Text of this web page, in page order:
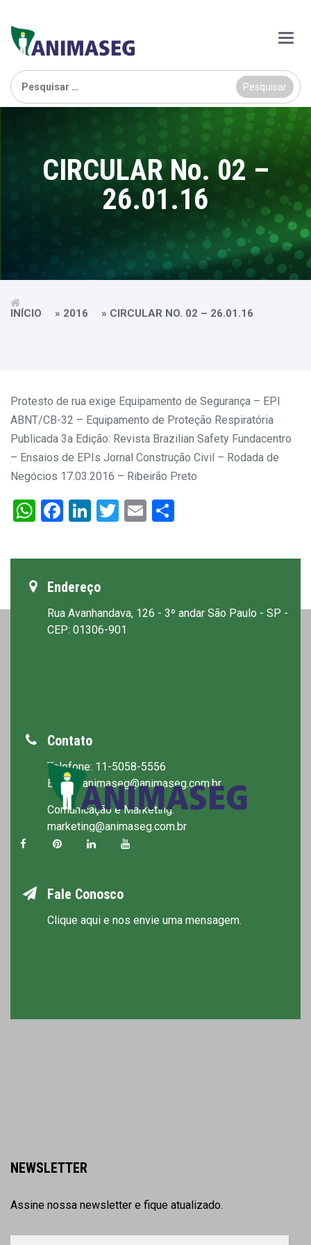
Main
Menu
Pesquisar
por:
CIRCULAR No. 02 –
26.01.16
INÍCIO » 2016 » CIRCULAR NO. 02 – 26.01.16
Protesto de rua exige Equipamento de Segurança – EPI
ABNT/CB-32 – Equipamento de Proteção Respiratória
Publicada 3a Edição: Revista Brazilian Safety Fundacentro
– Ensaios de EPIs Jornal Construção Civil – Rodada de
Negócios 17.03.2016 – Ribeirão Preto
WhatsApp
Facebook
LinkedIn
Twitter
Email
Endereço
Rua Avanhandava, 126 - 3º andar São Paulo - SP -
CEP: 01306-901
Contato
Telefone: 11-5058-5556
E-mail: animaseg@animaseg.com.br
Comunicação e Marketing:
marketing@animaseg.com.br
Fale Conosco
Clique aqui e nos envie uma mensagem.
NEWSLETTER
Assine nossa newsletter e fique atualizado.